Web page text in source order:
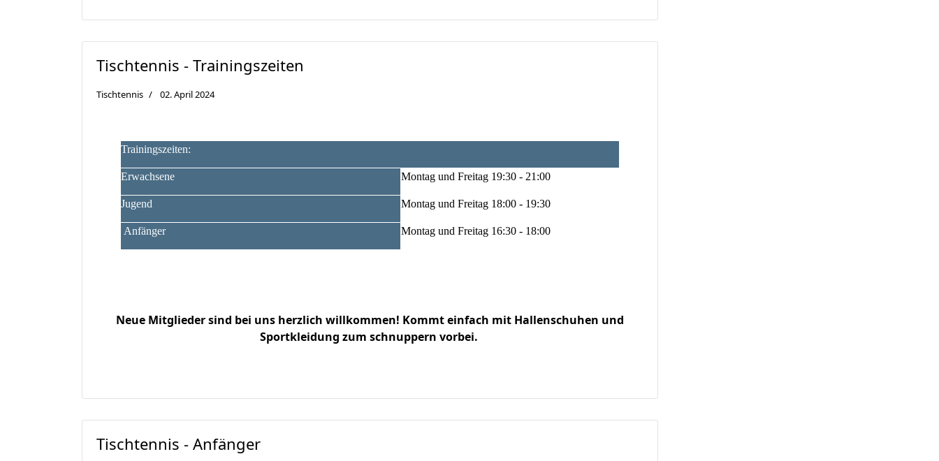
Tischtennis - Trainingszeiten
Tischtennis 02. April 2024
Trainingszeiten:
Erwachsene Montag und Freitag 19:30 - 21:00
Jugend Montag und Freitag 18:00 - 19:30
Anfänger Montag und Freitag 16:30 - 18:00
Neue Mitglieder sind bei uns herzlich willkommen! Kommt einfach mit Hallenschuhen und
Sportkleidung zum schnuppern vorbei.
Tischtennis - Anfänger